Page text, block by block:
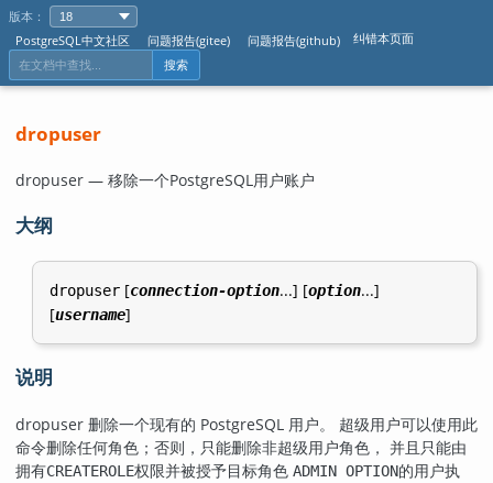
版本：
PostgreSQL中文社区
问题报告(gitee) 问题报告(github) 纠错本页面
搜索
dropuser
dropuser — 移除一个PostgreSQL用户账户
大纲
dropuser[connection-option...] [option...]
[username]
说明
dropuser 删除一个现有的 PostgreSQL 用户。 超级用户可以使用此
命令删除任何角色；否则，只能删除非超级用户角色， 并且只能由
拥有CREATEROLE权限并被授予目标角色 ADMIN OPTION的用户执